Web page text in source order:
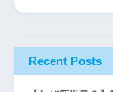
Recent Posts